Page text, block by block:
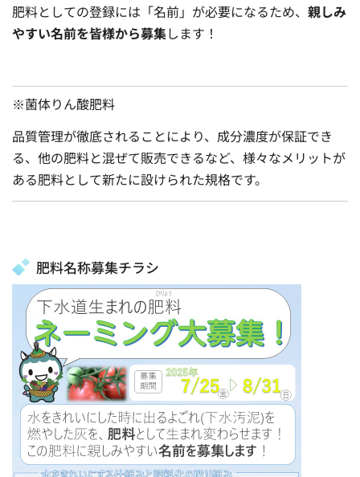
肥料としての登録には「名前」が必要になるため、 親しみ
やすい名前を皆様から募集します！
※菌体りん酸肥料
品質管理が徹底されることにより、成分濃度が保証でき
る、他の肥料と混ぜて販売できるなど、様々なメリットが
ある肥料として新たに設けられた規格です。
肥料名称募集チラシ